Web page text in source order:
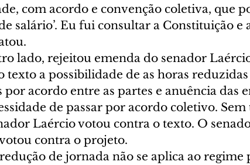
com acordo e convenção coletiva, que
salário’. Eu fui consultar a Constituição e
lado, rejeitou emenda do senador
texto a possibilidade de as horas
por acordo entre as partes e anuência das
de passar por acordo coletivo.
Laércio votou contra o texto. O
contra o projeto.
de jornada não se aplica ao regime